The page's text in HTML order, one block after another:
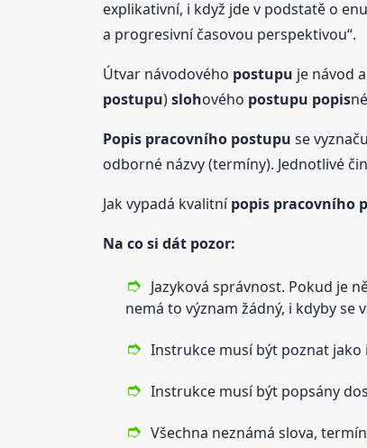
explikativní, i když jde v podstatě o
a progresivní časovou perspektivou“.
Útvar návodového postupu je návod
postupu)slohového postupu popis
Popis pracovního postupu se
odborné názvy (termíny). Jednotlivé
Jak vypadá kvalitnípopis pracovního
Na co si dát pozor:
Jazyková správnost. Pokud je
nemá to význam žádný, i kdyby
Instrukce musí být poznat jako
Instrukce musí být popsány
Všechna neznámá slova,